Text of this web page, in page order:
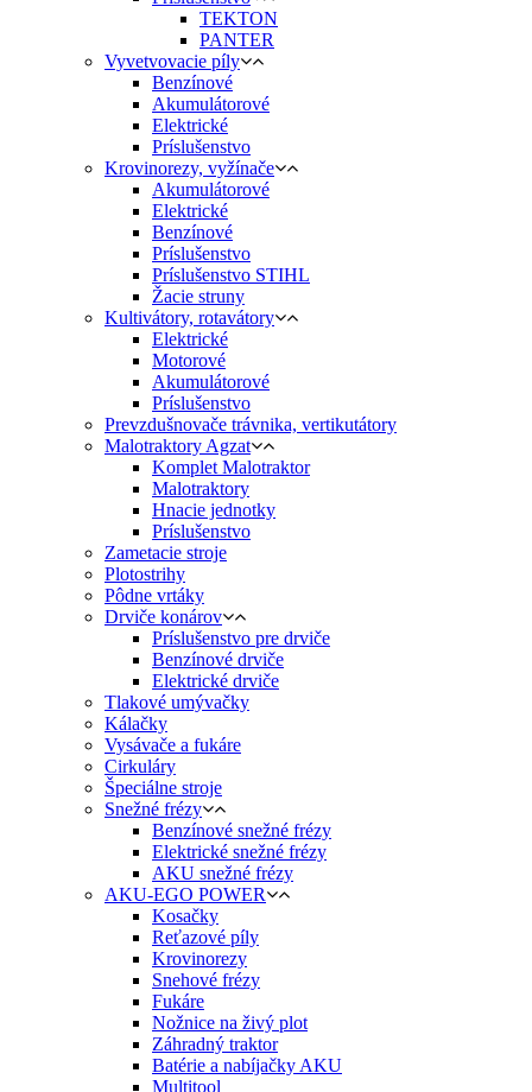
TEKTON
PANTER
Vyvetvovacie píly
Benzínové
Akumulátorové
Elektrické
Príslušenstvo
Krovinorezy, vyžínače
Akumulátorové
Elektrické
Benzínové
Príslušenstvo
Príslušenstvo STIHL
Žacie struny
Kultivátory, rotavátory
Elektrické
Motorové
Akumulátorové
Príslušenstvo
Prevzdušnovače trávnika, vertikutátory
Malotraktory Agzat
Komplet Malotraktor
Malotraktory
Hnacie jednotky
Príslušenstvo
Zametacie stroje
Plotostrihy
Pôdne vrtáky
Drviče konárov
Príslušenstvo pre drviče
Benzínové drviče
Elektrické drviče
Tlakové umývačky
Kálačky
Vysávače a fukáre
Cirkuláry
Špeciálne stroje
Snežné frézy
Benzínové snežné frézy
Elektrické snežné frézy
AKU snežné frézy
AKU-EGO POWER
Kosačky
Reťazové píly
Krovinorezy
Snehové frézy
Fukáre
Nožnice na živý plot
Záhradný traktor
Batérie a nabíjačky AKU
Multitool